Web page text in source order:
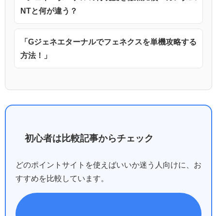
NTと何が違う？
「Gジェネエターナルでフェネクスを単機攻略する
方法！」
初心者は比較記事からチェック
どのポイントサイトを使えばいいか迷う人向けに、お
すすめを比較しています。